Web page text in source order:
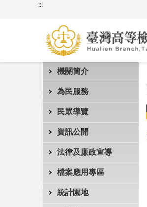
:::
機關簡介
為民服務
民眾導覽
資訊公開
法律及廉政宣導
檔案應用專區
統計園地